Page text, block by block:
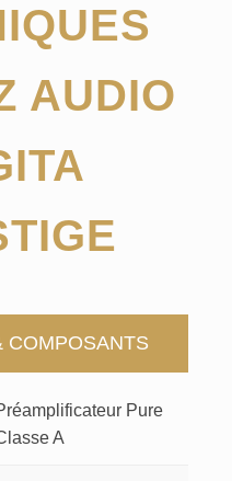
AUDIO
COMPOSANTS
Pure
A